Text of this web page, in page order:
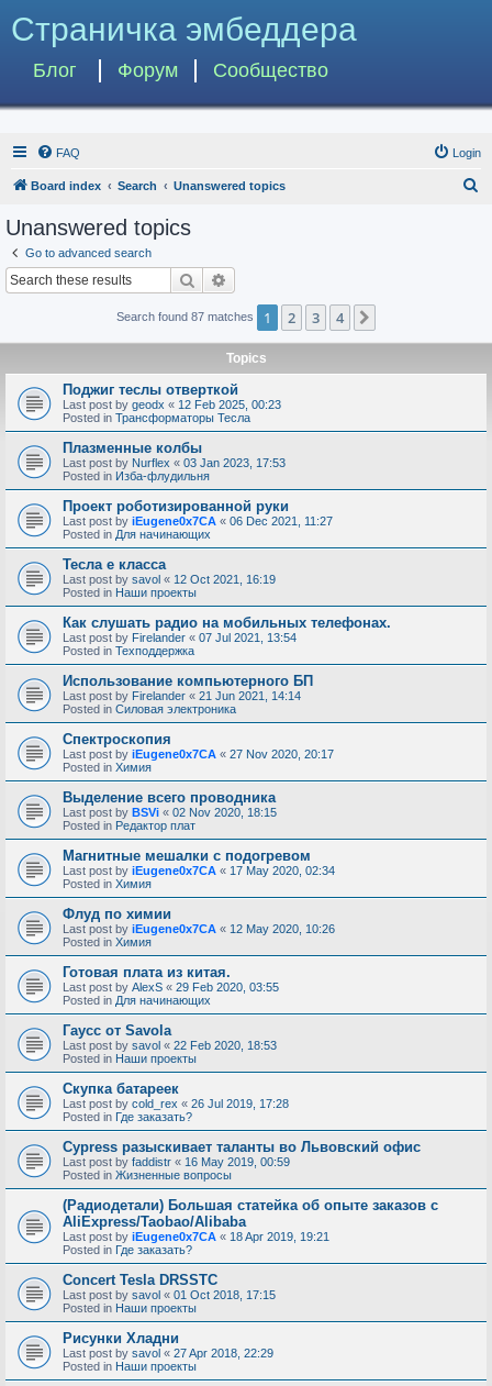
Страничка эмбеддера
Блог Форум Сообщество
FAQ Login
Board index Search Unanswered topics
Unanswered topics
Go to advanced search
Search
Search found 87 matches 1 2 3 4
Topics
Поджиг теслы отверткой
Last post by geodx « 12 Feb 2025, 00:23
Posted in Трансформаторы Тесла
Плазменные колбы
Last post by Nurflex « 03 Jan 2023, 17:53
Posted in Изба-флудильня
Проект роботизированной руки
Last post by iEugene0x7CA « 06 Dec 2021, 11:27
Posted in Для начинающих
Тесла е класса
Last post by savol « 12 Oct 2021, 16:19
Posted in Наши проекты
Как слушать радио на мобильных телефонах.
Last post by Firelander « 07 Jul 2021, 13:54
Posted in Техподдержка
Использование компьютерного БП
Last post by Firelander « 21 Jun 2021, 14:14
Posted in Силовая электроника
Спектроскопия
Last post by iEugene0x7CA « 27 Nov 2020, 20:17
Posted in Химия
Выделение всего проводника
Last post by BSVi « 02 Nov 2020, 18:15
Posted in Редактор плат
Магнитные мешалки с подогревом
Last post by iEugene0x7CA « 17 May 2020, 02:34
Posted in Химия
Флуд по химии
Last post by iEugene0x7CA « 12 May 2020, 10:26
Posted in Химия
Готовая плата из китая.
Last post by AlexS « 29 Feb 2020, 03:55
Posted in Для начинающих
Гаусс от Savola
Last post by savol « 22 Feb 2020, 18:53
Posted in Наши проекты
Скупка батареек
Last post by cold_rex « 26 Jul 2019, 17:28
Posted in Где заказать?
Cypress разыскивает таланты во Львовский офис
Last post by faddistr « 16 May 2019, 00:59
Posted in Жизненные вопросы
(Радиодетали) Большая статейка об опыте заказов с
AliExpress/Taobao/Alibaba
Last post by iEugene0x7CA « 18 Apr 2019, 19:21
Posted in Где заказать?
Concert Tesla DRSSTC
Last post by savol « 01 Oct 2018, 17:15
Posted in Наши проекты
Рисунки Хладни
Last post by savol « 27 Apr 2018, 22:29
Posted in Наши проекты